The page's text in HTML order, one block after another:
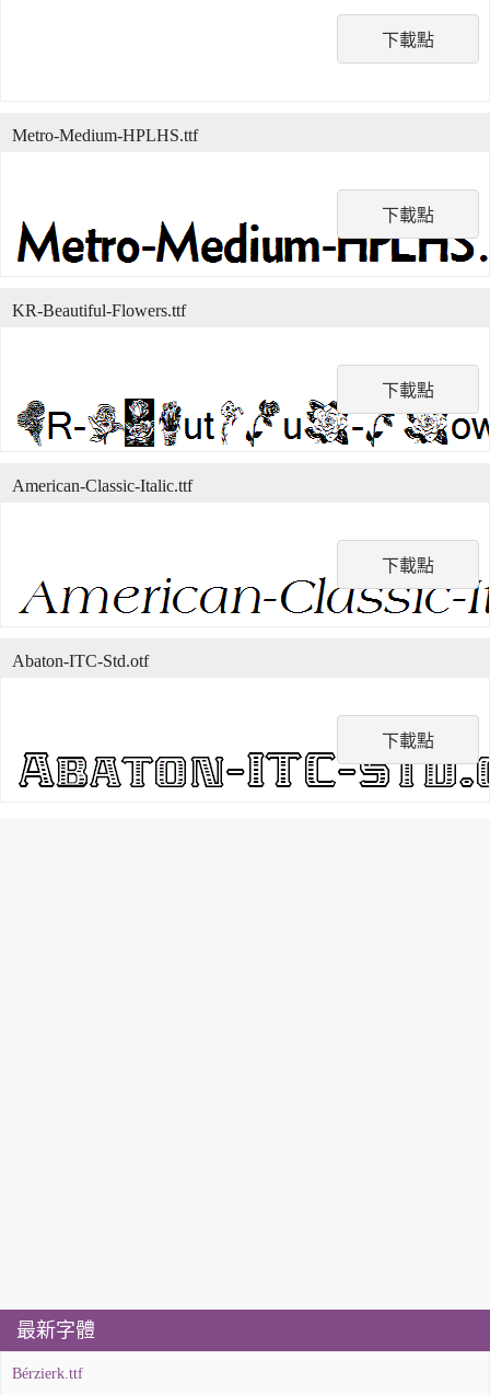
下載點
下載點
Metro-Medium-HPLHS.ttf
下載點
KR-Beautiful-Flowers.ttf
下載點
American-Classic-Italic.ttf
下載點
Abaton-ITC-Std.otf
最新字體
Bérzierk.ttf